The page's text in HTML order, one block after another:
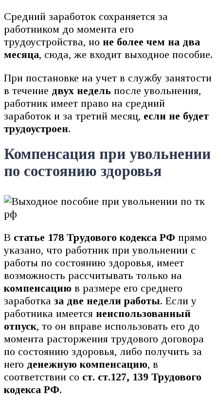
Средний заработок сохраняется за
работником до момента его
трудоустройства, но не более чем на два
месяца, сюда, же входит выходное пособие.
При постановке на учет в службу занятости
в течение двух недель после увольнения,
работник имеет право на средний
заработок и за третий месяц, если не будет
трудоустроен.
Компенсация при увольнении
по состоянию здоровья
В статье 178 Трудового кодекса РФ прямо
указано, что работник при увольнении с
работы по состоянию здоровья, имеет
возможность рассчитывать только на
компенсацию в размере его среднего
заработка за две недели работы. Если у
работника имеется неиспользованный
отпуск, то он вправе использовать его до
момента расторжения трудового договора
по состоянию здоровья, либо получить за
него денежную компенсацию, в
соответствии со ст. ст.127, 139 Трудового
кодекса РФ.